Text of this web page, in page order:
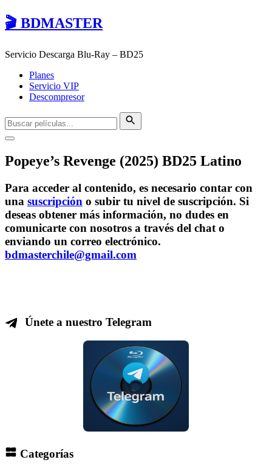
🎬 BDMASTER
Servicio Descarga Blu-Ray – BD25
Planes
Servicio VIP
Descompresor
Popeye’s Revenge (2025) BD25 Latino
Para acceder al contenido, es necesario contar con
una suscripción o subir tu nivel de suscripción. Si
deseas obtener más información, no dudes en
comunicarte con nosotros a través del chat o
enviando un correo electrónico.
bdmasterchile@gmail.com
Únete a nuestro Telegram
Categorías